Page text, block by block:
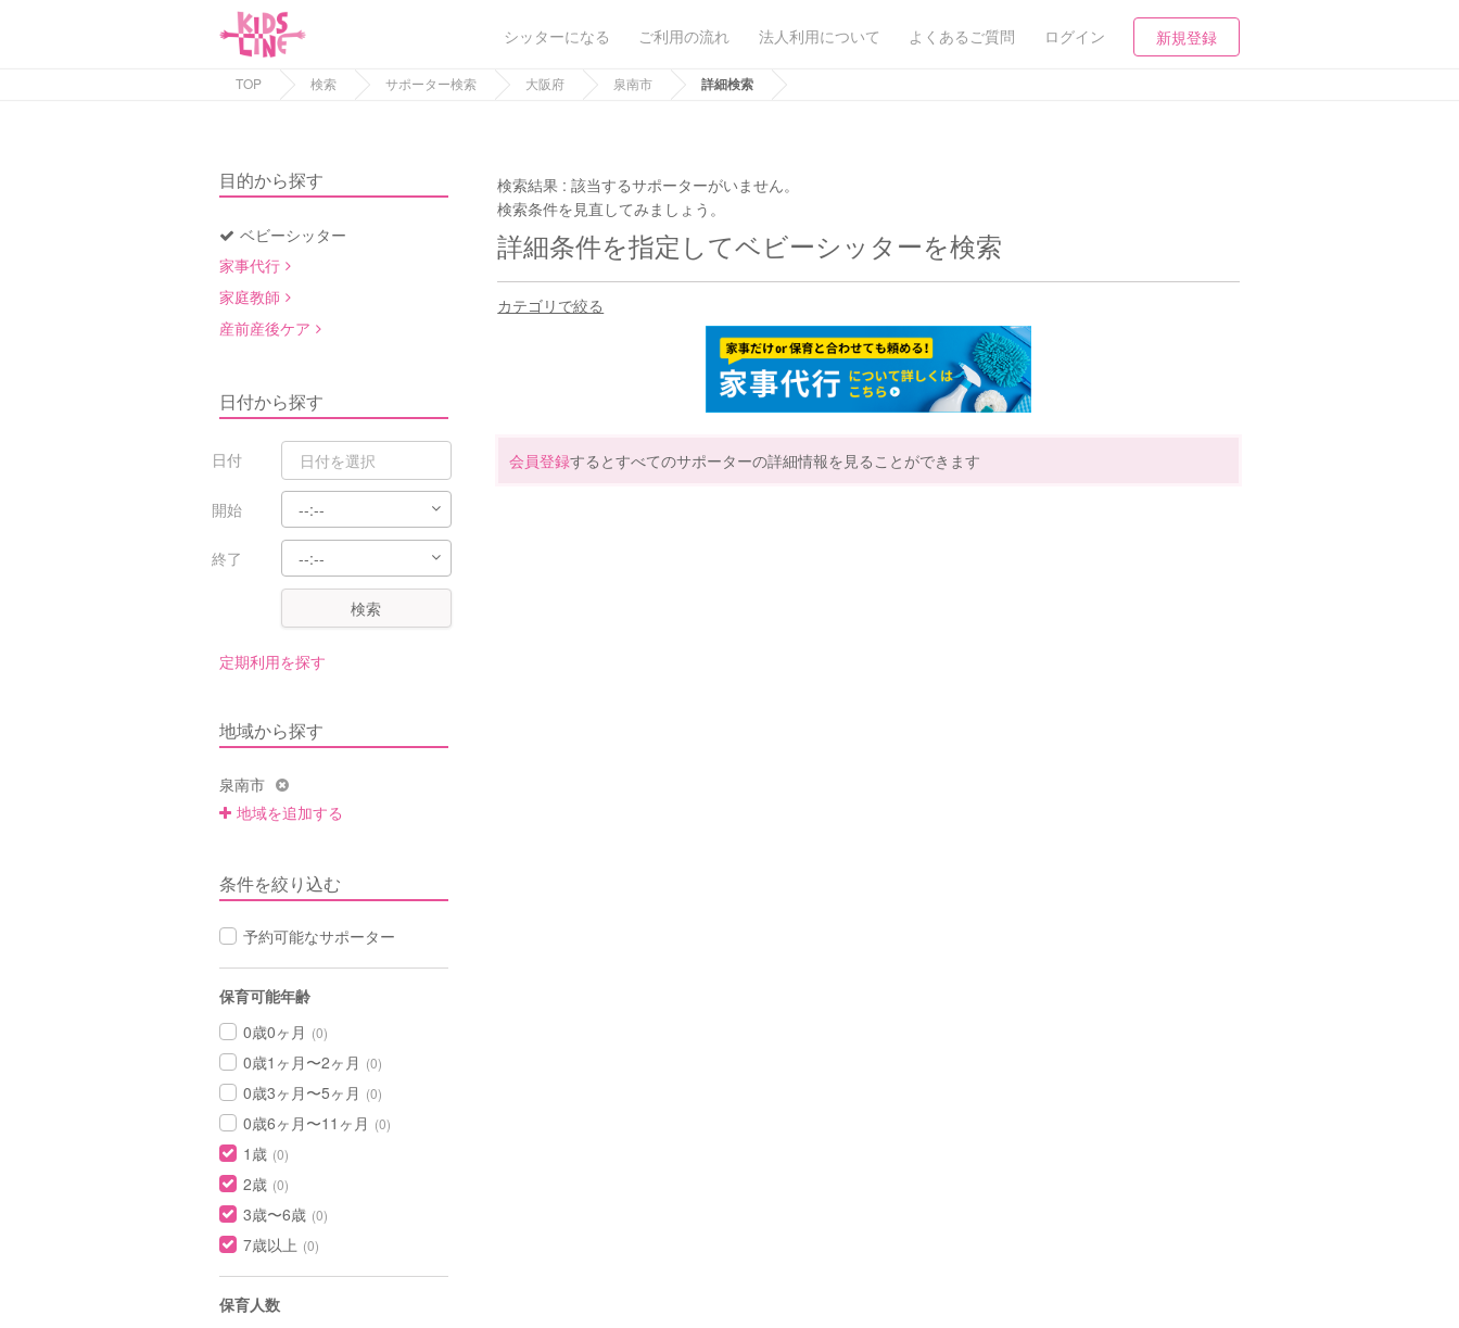
シッターになる ご利用の流れ 法人利用について よくあるご質問 ログイン 新規登録
TOP 検索 サポーター検索 大阪府 泉南市 詳細検索
目的から探す
ベビーシッター
家事代行
家庭教師
産前産後ケア
日付から探す
日付
開始
終了
検索
定期利用を探す
地域から探す
泉南市
地域を追加する
条件を絞り込む
予約可能なサポーター
保育可能年齢
0歳0ヶ月 (0)
0歳1ヶ月〜2ヶ月 (0)
0歳3ヶ月〜5ヶ月 (0)
0歳6ヶ月〜11ヶ月 (0)
1歳 (0)
2歳 (0)
3歳〜6歳 (0)
7歳以上 (0)
保育人数
検索結果 :該当するサポーターがいません。
検索条件を見直してみましょう。
詳細条件を指定してベビーシッターを検索
カテゴリで絞る
会員登録するとすべてのサポーターの詳細情報を見ることができます